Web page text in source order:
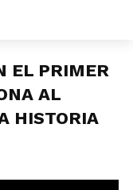
EL PRIMER
AL
HISTORIA